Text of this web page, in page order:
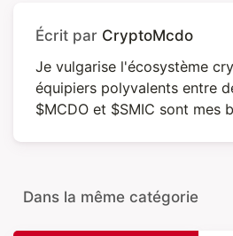
Écrit par CryptoMcdo
Je vulgarise l'écosystème
équipiers polyvalents entre
$MCDO et $SMIC sont mes
Dans la même catégorie